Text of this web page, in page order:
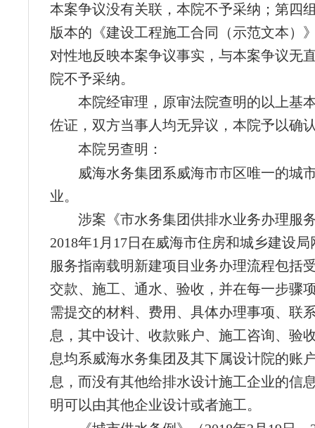
本案争议没有关联，本院不予采纳；第四
版本的《建设工程施工合同（示范文本）
对性地反映本案争议事实，与本案争议无
院不予采纳。
本院经审理，原审法院查明的以上基
佐证，双方当事人均无异议，本院予以确
本院另查明：
威海水务集团系威海市市区唯一的城
业。
涉案《市水务集团供排水业务办理服
2018年1月17日在威海市住房和城乡建设
服务指南载明新建项目业务办理流程包括
交款、施工、通水、验收，并在每一步骤
需提交的材料、费用、具体办理事项、联
息，其中设计、收款账户、施工咨询、验
息均系威海水务集团及其下属设计院的账
息，而没有其他给排水设计施工企业的信
明可以由其他企业设计或者施工。